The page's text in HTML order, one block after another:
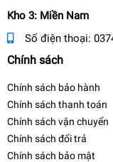
Kho 3: Miền Nam
Số điện thoại:
Chính sách
Chính sách bảo hành
Chính sách thanh toán
Chính sách vận chuyển
Chính sách đổi trả
Chính sách bảo mật